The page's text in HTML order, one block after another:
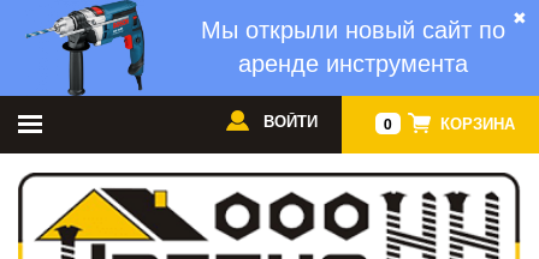
✖
Мы открыли новый сайт по
аренде инструмента
0 КОРЗИНА
ВОЙТИ